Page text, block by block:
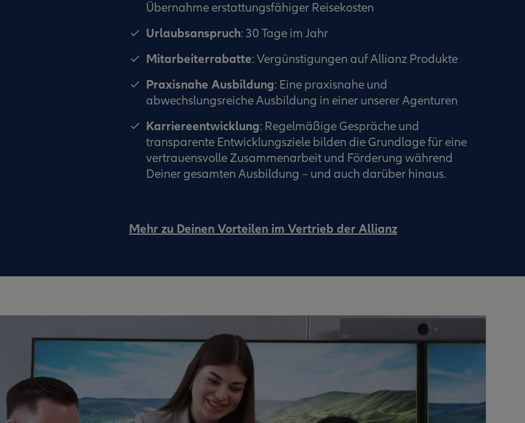
Übernahme erstattungsfähiger Reisekosten
Urlaubsanspruch: 30 Tage im Jahr
Mitarbeiterrabatte: Vergünstigungen auf Allianz Produkte
Praxisnahe Ausbildung: Eine praxisnahe und
abwechslungsreiche Ausbildung in einer unserer Agenturen
Karriereentwicklung: Regelmäßige Gespräche und
transparente Entwicklungsziele bilden die Grundlage für eine
vertrauensvolle Zusammenarbeit und Förderung während
Deiner gesamten Ausbildung – und auch darüber hinaus.
Mehr zu Deinen Vorteilen im Vertrieb der Allianz